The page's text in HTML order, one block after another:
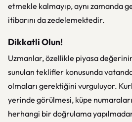
etmekle kalmayıp, aynı zamanda
itibarını da zedelemektedir.
Dikkatli Olun!
Uzmanlar, özellikle piyasa
sunulan teklifler konusunda
olmaları gerektiğini vurguluyor.
yerinde görülmesi, küpe
herhangi bir doğrulama